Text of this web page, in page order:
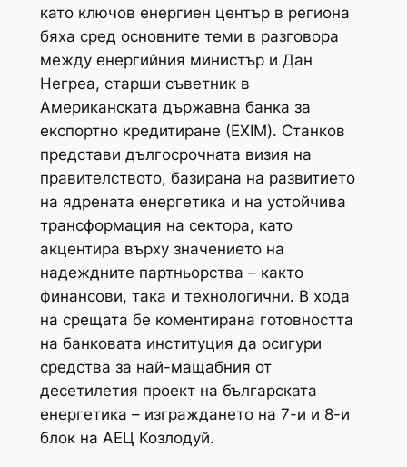
като ключов енергиен център в региона
бяха сред основните теми в разговора
между енергийния министър и Дан
Негреа, старши съветник в
Американската държавна банка за
експортно кредитиране (ЕXIM). Станков
представи дългосрочната визия на
правителството, базирана на развитието
на ядрената енергетика и на устойчива
трансформация на сектора, като
акцентира върху значението на
надеждните партньорства – както
финансови, така и технологични. В хода
на срещата бе коментирана готовността
на банковата институция да осигури
средства за най-мащабния от
десетилетия проект на българската
енергетика – изграждането на 7-и и 8-и
блок на АЕЦ Козлодуй.